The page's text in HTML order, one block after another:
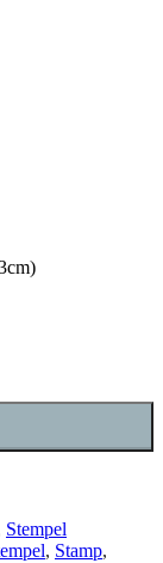
Stempel
, Stamp,